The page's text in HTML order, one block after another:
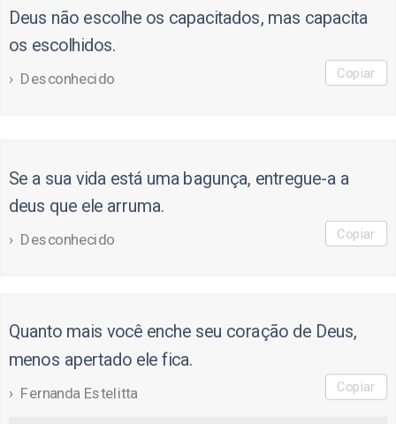
Deus não escolhe os capacitados, mas capacita
os escolhidos.
Desconhecido Copiar
Se a sua vida está uma bagunça, entregue-a a
deus que ele arruma.
Desconhecido Copiar
Quanto mais você enche seu coração de Deus,
menos apertado ele fica.
Fernanda Estelitta Copiar